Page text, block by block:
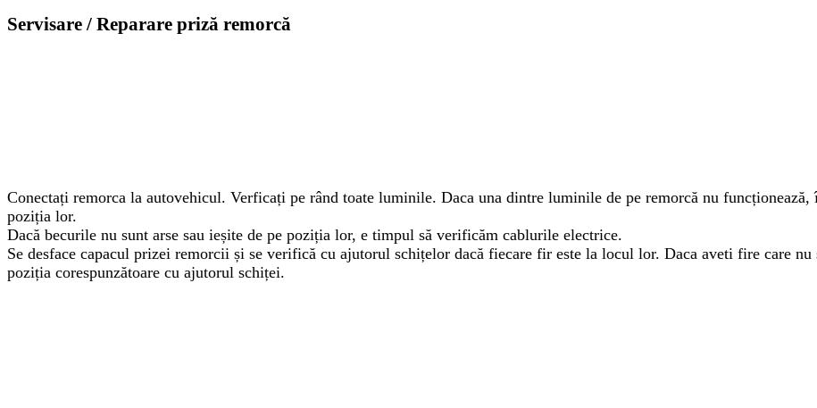
Servisare / Reparare priză remorcă
Conectați remorca la autovehicul. Verficați pe rând toate luminile. Daca una dintre luminile de pe remorcă nu
poziția lor.
Dacă becurile nu sunt arse sau ieșite de pe poziția lor, e timpul să verificăm cablurile electrice.
Se desface capacul prizei remorcii și se verifică cu ajutorul schițelor dacă fiecare fir este la locul lor. Daca aveti fire care
poziția corespunzătoare cu ajutorul schiței.